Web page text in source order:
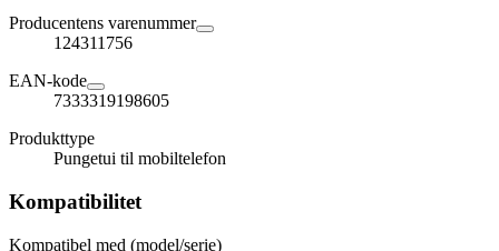
Producentens varenummer
124311756
EAN-kode
7333319198605
Produkttype
Pungetui til mobiltelefon
Kompatibilitet
Kompatibel med (model/serie)